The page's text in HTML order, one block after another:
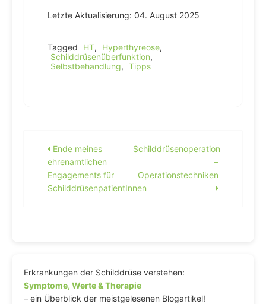
Letzte Aktualisierung: 04. August 2025
Tagged HT, Hyperthyreose,
Schilddrüsenüberfunktion,
Selbstbehandlung, Tipps
Beitragsnavigation
Ende meines
ehrenamtlichen
Engagements für
SchilddrüsenpatientInnen
Schilddrüsenoperation
–
Operationstechniken
Erkrankungen der Schilddrüse verstehen:
Symptome, Werte & Therapie
– ein Überblick der meistgelesenen Blogartikel!